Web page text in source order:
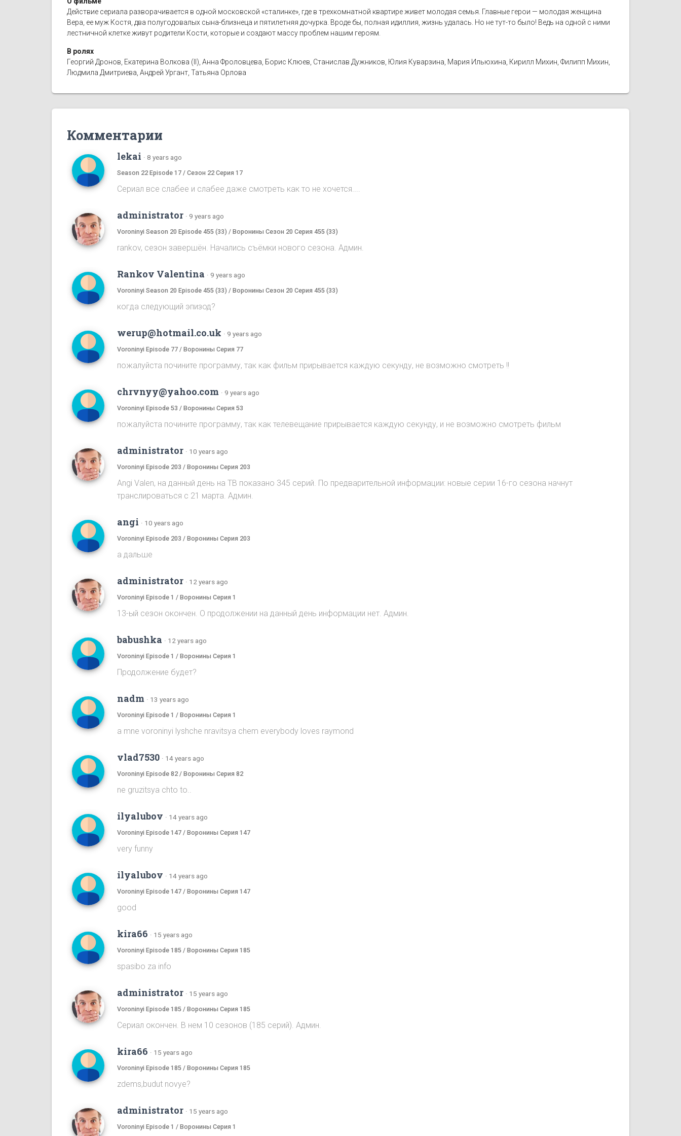
Действие сериала разворачивается в одной московской «сталинке», где в трехкомнатной квартире живет молодая семья. Главные герои — молодая женщина
Вера, ее муж Костя, два полугодовалых сына-близнеца и пятилетняя дочурка. Вроде бы, полная идиллия, жизнь удалась. Но не тут-то было! Ведь на одной с ними
лестничной клетке живут родители Кости, которые и создают массу проблем нашим героям.
В ролях
Георгий Дронов, Екатерина Волкова (II), Анна Фроловцева, Борис Клюев, Станислав Дужников, Юлия Куварзина, Мария Ильюхина, Кирилл Михин, Филипп Михин,
Людмила Дмитриева, Андрей Ургант, Татьяна Орлова
Комментарии
lekai · 8 years ago
Season 22 Episode 17 / Сезон 22 Серия 17
Сериал все слабее и слабее даже смотреть как то не хочется....
administrator · 9 years ago
Voroninyi Season 20 Episode 455 (33) / Воронины Сезон 20 Серия 455 (33)
rankov, сезон завершён. Начались съёмки нового сезона. Админ.
Rankov Valentina · 9 years ago
Voroninyi Season 20 Episode 455 (33) / Воронины Сезон 20 Серия 455 (33)
когда следующий эпизод?
werup@hotmail.co.uk · 9 years ago
Voroninyi Episode 77 / Воронины Серия 77
пожалуйста почините программу, так как фильм прирывается каждую секунду, не возможно смотреть !!
chrvnyy@yahoo.com · 9 years ago
Voroninyi Episode 53 / Воронины Серия 53
пожалуйста почините программу, так как телевещание прирывается каждую секунду, и не возможно смотреть фильм
administrator · 10 years ago
Voroninyi Episode 203 / Воронины Серия 203
Angi Valen, на данный день на ТВ показано 345 серий. По предварительной информации: новые серии 16-го сезона начнут
транслироваться с 21 марта. Админ.
angi · 10 years ago
Voroninyi Episode 203 / Воронины Серия 203
а дальше
administrator · 12 years ago
Voroninyi Episode 1 / Воронины Серия 1
13-ый сезон окончен. О продолжении на данный день информации нет. Админ.
babushka · 12 years ago
Voroninyi Episode 1 / Воронины Серия 1
Продолжение будет?
nadm · 13 years ago
Voroninyi Episode 1 / Воронины Серия 1
a mne voroninyi lyshche nravitsya chem everybody loves raymond
vlad7530 · 14 years ago
Voroninyi Episode 82 / Воронины Серия 82
ne gruzitsya chto to..
ilyalubov · 14 years ago
Voroninyi Episode 147 / Воронины Серия 147
very funny
ilyalubov · 14 years ago
Voroninyi Episode 147 / Воронины Серия 147
good
kira66 · 15 years ago
Voroninyi Episode 185 / Воронины Серия 185
spasibo za info
administrator · 15 years ago
Voroninyi Episode 185 / Воронины Серия 185
Сериал окончен. В нем 10 сезонов (185 серий). Админ.
kira66 · 15 years ago
Voroninyi Episode 185 / Воронины Серия 185
zdems,budut novye?
administrator · 15 years ago
Voroninyi Episode 1 / Воронины Серия 1